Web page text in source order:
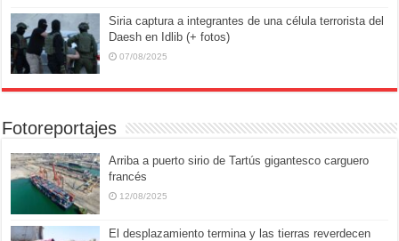
Siria captura a integrantes de una célula terrorista del
Daesh en Idlib (+ fotos)
07/08/2025
Fotoreportajes
Arriba a puerto sirio de Tartús gigantesco carguero
francés
12/08/2025
El desplazamiento termina y las tierras reverdecen